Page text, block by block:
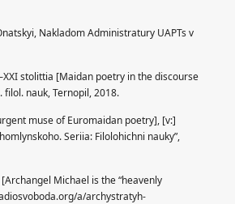
Nakladom Administratury UAPTs v
stolittia [Maidan poetry in the discourse
nauk, Ternopil, 2018.
muse of Euromaidan poetry], [v:]
Seriia: Filolohichni nauky”,
Michael is the “heavenly
a/archystratyh-